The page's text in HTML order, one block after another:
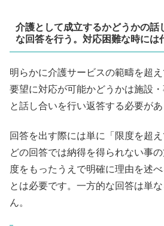
介護として成立するかどうかの話
な回答を行う。対応困難な時には
明らかに介護サービスの範疇を超え
要望に対応が可能かどうかは施設
と話し合いを行い返答する必要があ
回答を出す際には単に「限度を超
どの回答では納得を得られない事
度をもったうえで明確に理由を述
とは必要です。一方的な回答は単
ん。